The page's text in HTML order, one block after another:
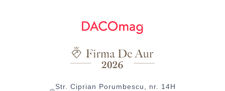
Str. Ciprian Porumbescu, nr. 14H